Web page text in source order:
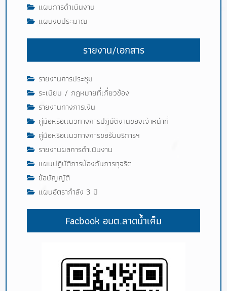
แผนการดำเนินงาน
แผนงบประมาณ
รายงาน/เอกสาร
รายงานการประชุม
ระเบียบ / กฎหมายที่เกี่ยวข้อง
รายงานทางการเงิน
คู่มือหรือเเนวทางการปฏิบัติงานของเจ้าหน้าที่
คู่มือหรือเเนวทางการขอรับบริการฯ
รายงานผลการดำเนินงาน
แผนปฎิบัติการป้องกันการทุจริต
ข้อบัญญัติ
แผนอัตรากำลัง 3 ปี
Facbook อบต.ลาดน้ำเค็ม